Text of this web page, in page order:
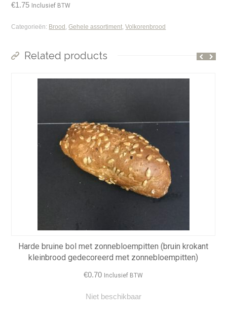
€1.75 Inclusief BTW
Categorieën: Brood ,Gehele assortiment,Volkorenbrood
Related products
Harde bruine bol met zonnebloempitten (bruin krokant
kleinbrood gedecoreerd met zonnebloempitten)
€0.70 Inclusief BTW
Niet beschikbaar